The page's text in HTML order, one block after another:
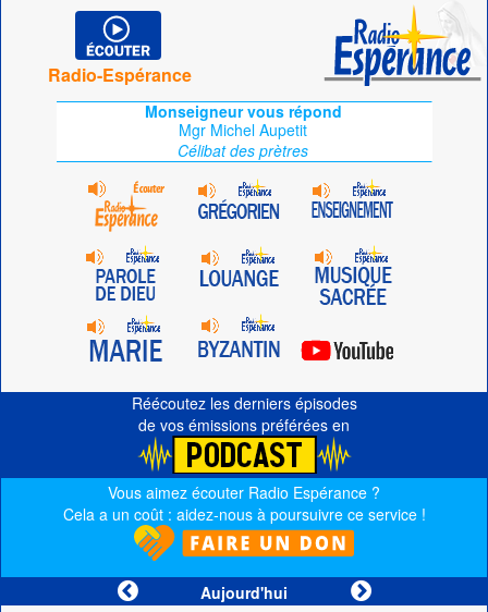
Radio-Espérance
Monseigneur vous répond
Mgr Michel Aupetit
Célibat des prètres
Réécoutez les derniers épisodes
de vos émissions préférées en
Vous aimez écouter Radio Espérance ?
Cela a un coût : aidez-nous à poursuivre ce service !
Aujourd'hui